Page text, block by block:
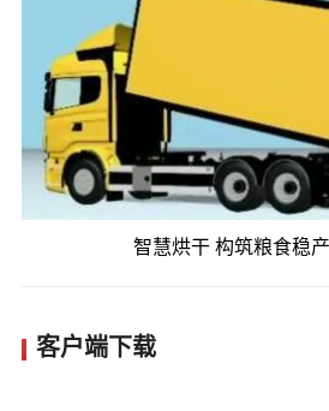
智慧烘干 构筑粮食稳
客户端下载